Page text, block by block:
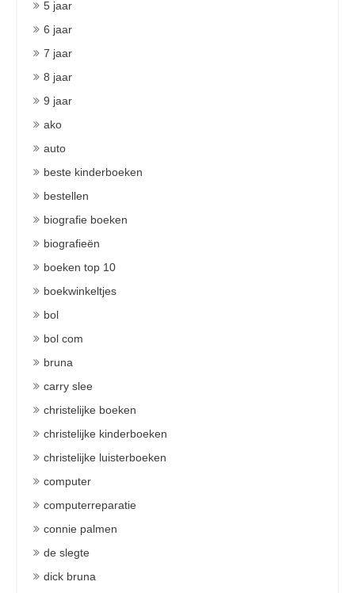
5 jaar
6 jaar
7 jaar
8 jaar
9 jaar
ako
auto
beste kinderboeken
bestellen
biografie boeken
biografieën
boeken top 10
boekwinkeltjes
bol
bol com
bruna
carry slee
christelijke boeken
christelijke kinderboeken
christelijke luisterboeken
computer
computerreparatie
connie palmen
de slegte
dick bruna